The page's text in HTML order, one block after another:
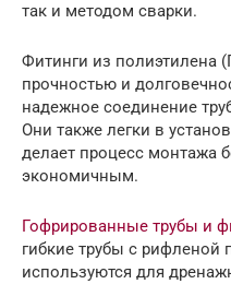
так и методом сварки.
Фитинги из полиэтилена
прочностью и
надежное соединение
Они также легки в
делает процесс монтажа
экономичным.
Гофрированные трубы и
гибкие трубы с рифленой
используются для